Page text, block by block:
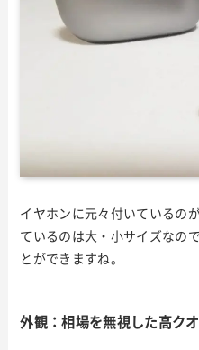
イヤホンに元々付いているの
ているのは大・小サイズなの
とができますね。
外観：相場を無視した高ク